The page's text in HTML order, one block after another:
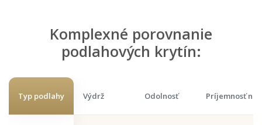
Komplexné porovnanie
podlahových krytín:
Typ podlahy Výdrž Odolnosť Príjemnosť na